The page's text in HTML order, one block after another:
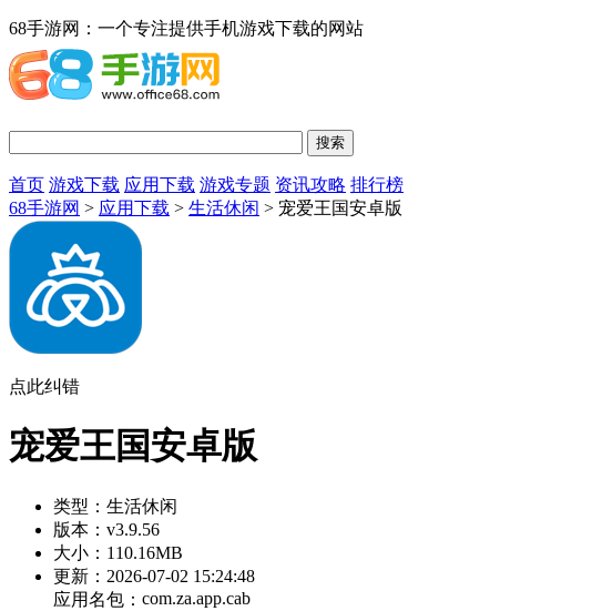
68手游网：一个专注提供手机游戏下载的网站
首页 游戏下载 应用下载 游戏专题 资讯攻略 排行榜
68手游网 > 应用下载 > 生活休闲 > 宠爱王国安卓版
点此纠错
宠爱王国安卓版
类型： 生活休闲
版本： v3.9.56
大小： 110.16MB
更新： 2026-07-02 15:24:48
应用名包： com.za.app.cab